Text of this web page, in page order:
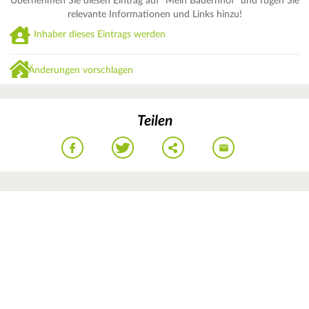
relevante Informationen und Links hinzu!
Inhaber dieses Eintrags werden
Änderungen vorschlagen
Teilen